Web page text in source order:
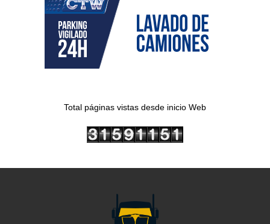
Total páginas vistas desde inicio Web